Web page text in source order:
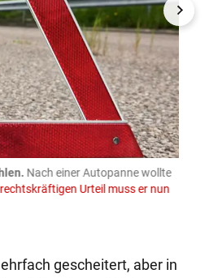
Nach einer Autopanne wollte
Urteil muss er nun
gescheitert, aber in